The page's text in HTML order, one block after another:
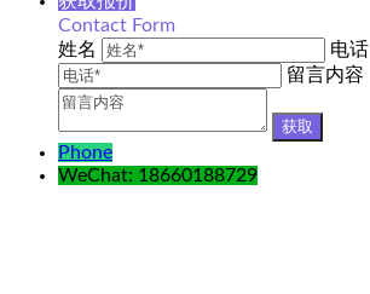
Contact Form
姓名
电话
留言内容
Phone
WeChat: 18660188729